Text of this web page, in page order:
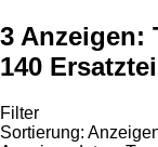
3 Anzeigen:
140
Filter
Sortierung: